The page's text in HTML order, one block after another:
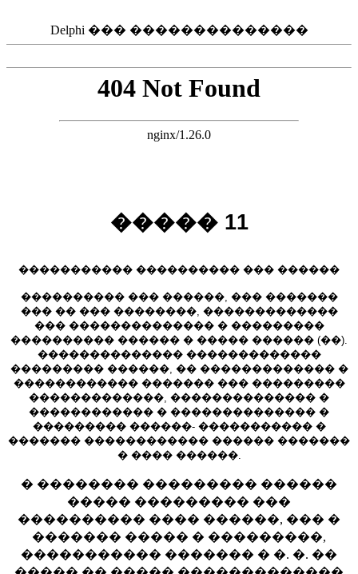
Delphi ��� ��������������
����� 11
����������� ���������� ��� ������
���������� ��� ������, ��� �������
��� �� ��� ��������, �������������
��� �������������� � ���������
���������� ������ � ����� ������ (��).
�������������� �������������
��������� ������, �� ������������� �
������������ ������� ��� ���������
�������������, �������������� �
������������ � �������������� �
��������� ������- ����������� �
������� ������������ ������ �������
� ���� ������.
� �������� ��������� ������
����� ��������� ���
���������� ���� ������, ��� �
������� ����� � ���������,
����������� ������� � �. �. ��